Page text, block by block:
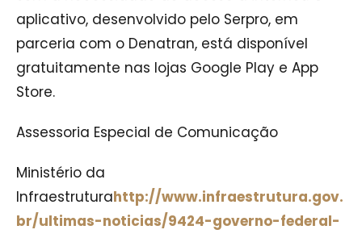
aplicativo, desenvolvido pelo Serpro, em
parceria com o Denatran, está disponível
gratuitamente nas lojas Google Play e App
Store.
Assessoria Especial de Comunicação
Ministério da
Infraestruturahttp://www.infraestrutura.gov.
br/ultimas-noticias/9424-governo-federal-